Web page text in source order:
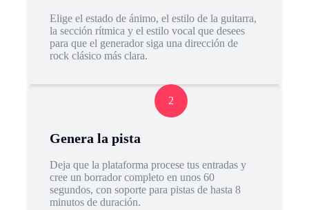
Elige el estado de ánimo, el estilo de la guitarra,
la sección rítmica y el estilo vocal que desees
para que el generador siga una dirección de
rock clásico más clara.
2
Genera la pista
Deja que la plataforma procese tus entradas y
cree un borrador completo en unos 60
segundos, con soporte para pistas de hasta 8
minutos de duración.